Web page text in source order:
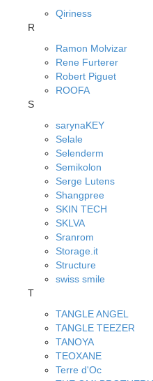
Qiriness
R
Ramon Molvizar
Rene Furterer
Robert Piguet
ROOFA
S
sarynaKEY
Selale
Selenderm
Semikolon
Serge Lutens
Shangpree
SKIN TECH
SKLVA
Sranrom
Storage.it
Structure
swiss smile
T
TANGLE ANGEL
TANGLE TEEZER
TANOYA
TEOXANE
Terre d'Oc